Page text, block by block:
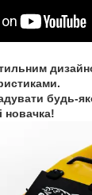
будь-
новачка!